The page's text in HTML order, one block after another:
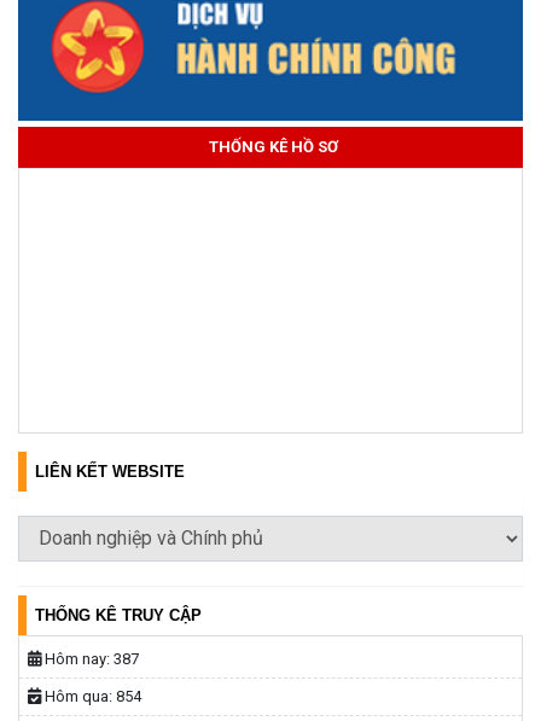
THỐNG KÊ HỒ SƠ
LIÊN KẾT WEBSITE
THỐNG KÊ TRUY CẬP
Hôm nay: 387
Hôm qua: 854